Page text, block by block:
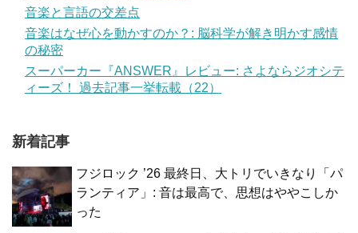
音楽と言語の交差点
音楽はなぜ心を動かすのか？: 脳科学が解き明かす感情
の秘密
スーパーカー『ANSWER』レビュー: さよならジオシテ
ィーズ！ 過去記事一挙転載（22）
新着記事
フジロック ’26 最終日、大トリでいきなり「パ
ランティア」: 音は最高で、思想はややこしか
った